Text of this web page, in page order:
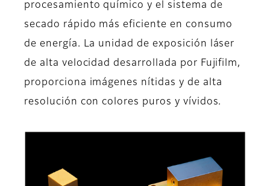
procesamiento químico y el sistema de
secado rápido más eficiente en consumo
de energía. La unidad de exposición láser
de alta velocidad desarrollada por Fujifilm,
proporciona imágenes nítidas y de alta
resolución con colores puros y vívidos.